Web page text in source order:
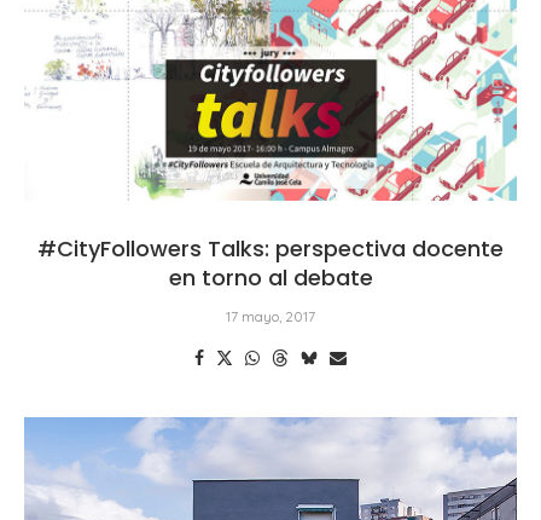
#CityFollowers Talks: perspectiva docente
en torno al debate
17 mayo, 2017